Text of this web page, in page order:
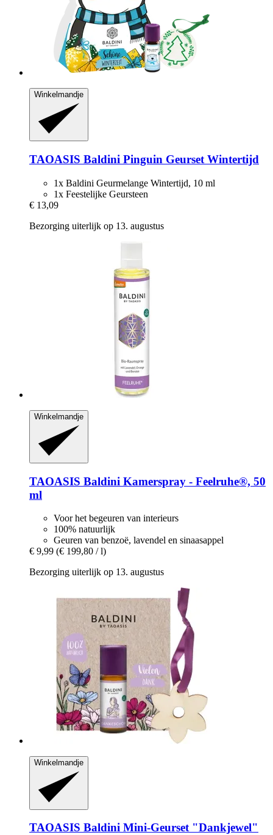
Winkelmandje
TAOASIS Baldini Pinguin Geurset Wintertijd
1x Baldini Geurmelange Wintertijd, 10 ml
1x Feestelijke Geursteen
€ 13,09
Bezorging uiterlijk op 13. augustus
Winkelmandje
TAOASIS Baldini Kamerspray -​ Feelruhe®, 50
ml
Voor het begeuren van interieurs
100% natuurlijk
Geuren van benzoë, lavendel en sinaasappel
€ 9,99 (€ 199,80 / l)
Bezorging uiterlijk op 13. augustus
Winkelmandje
TAOASIS Baldini Mini-​Geurset "Dankjewel"